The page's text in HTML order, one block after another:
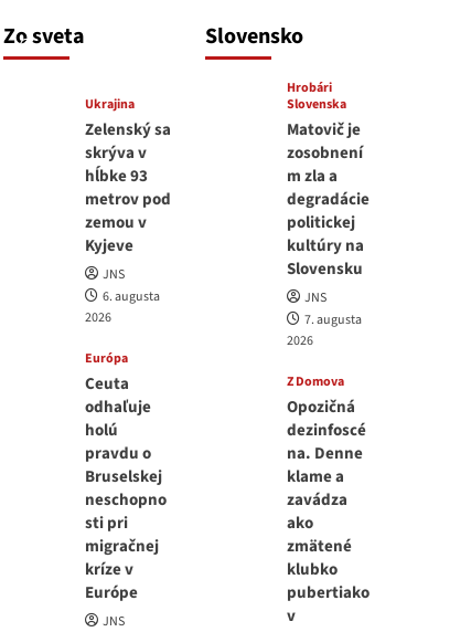
Zo sveta
6. augusta 2026
Ukrajina
Zelenský sa
skrýva v
hĺbke 93
metrov pod
zemou v
Kyjeve
JNS
6. augusta
2026
Európa
Ceuta
odhaľuje
holú
pravdu o
Bruselskej
neschopno
sti pri
migračnej
kríze v
Európe
JNS
Slovensko
Hrobári
Slovenska
Matovič je
zosobnení
m zla a
degradácie
politickej
kultúry na
Slovensku
JNS
7. augusta
2026
Z Domova
Opozičná
dezinfoscé
na. Denne
klame a
zavádza
ako
zmätené
klubko
pubertiako
v